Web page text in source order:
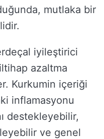
mutlaka bir
iyileştirici
azaltma
Kurkumin içeriği
inflamasyonu
destekleyebilir,
ve genel